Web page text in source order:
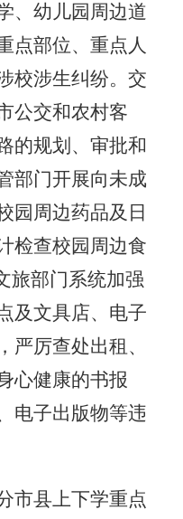
、幼儿园周边道
点部位、重点人
校涉生纠纷。交
公交和农村客
的规划、审批和
部门开展向未成
园周边药品及日
检查校园周边食
旅部门系统加强
及文具店、电子
严厉查处出租、
心健康的书报
电子出版物等违
县上下学重点